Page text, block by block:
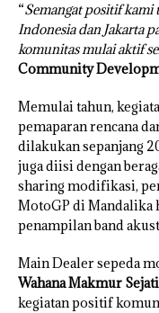
“Semangat positif
Indonesia dan Jakarta
komunitas mulai aktif
Community
Memulai tahun,
pemaparan rencana
dilakukan sepanjang
juga diisi dengan
sharing modifikasi,
MotoGP di Mandalika
penampilan band
Main Dealer sepeda
Wahana Makmur
kegiatan positif